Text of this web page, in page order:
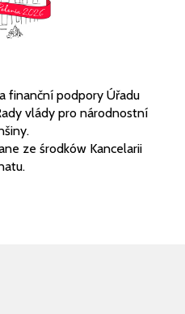
finanční podpory Úřadu
vlády pro národnostní
ze środków Kancelarii